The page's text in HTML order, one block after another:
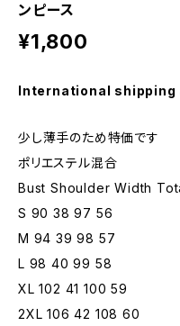
ンピース
¥1,800
International shipping
少し薄手のため特価です
ポリエステル混合
Bust Shoulder Width
S 90 38 97 56
M 94 39 98 57
L 98 40 99 58
XL 102 41 100 59
2XL 106 42 108 60